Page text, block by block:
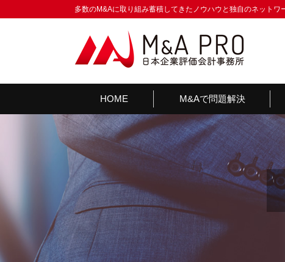
多数のM&Aに取り組み蓄積してきたノウハウと独自のネット
HOME M&Aで問題解決